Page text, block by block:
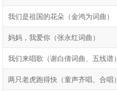
我们是祖国的花朵（金鸿为词曲）
妈妈，我爱你（张永红词曲）
我们来唱歌（谢白倩词曲、五线谱）
两只老虎跑得快（童声齐唱、合唱）